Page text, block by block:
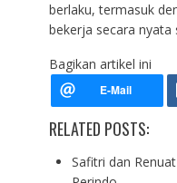
berlaku, termasuk
bekerja secara nyata
Bagikan artikel ini
RELATED POSTS:
Safitri dan